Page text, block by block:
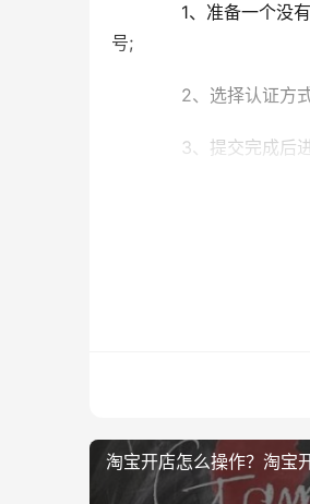
1、准备一个没有
号;
2、选择认证方式
3、提交完成后进
4、审核通过后，
5、按系统提示添
入驻技术服务费按
退出，已缴纳费用
淘宝开店怎么操作？淘宝